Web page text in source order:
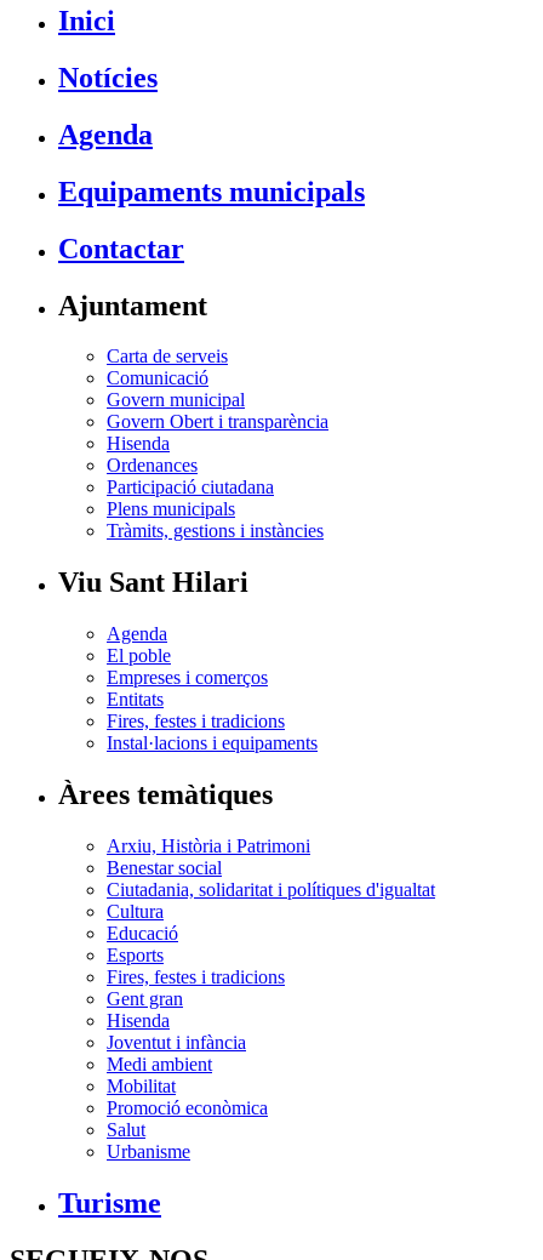
Inici
Notícies
Agenda
Equipaments municipals
Contactar
Ajuntament
Carta de serveis
Comunicació
Govern municipal
Govern Obert i transparència
Hisenda
Ordenances
Participació ciutadana
Plens municipals
Tràmits, gestions i instàncies
Viu Sant Hilari
Agenda
El poble
Empreses i comerços
Entitats
Fires, festes i tradicions
Instal·lacions i equipaments
Àrees temàtiques
Arxiu, Història i Patrimoni
Benestar social
Ciutadania, solidaritat i polítiques d'igualtat
Cultura
Educació
Esports
Fires, festes i tradicions
Gent gran
Hisenda
Joventut i infància
Medi ambient
Mobilitat
Promoció econòmica
Salut
Urbanisme
Turisme